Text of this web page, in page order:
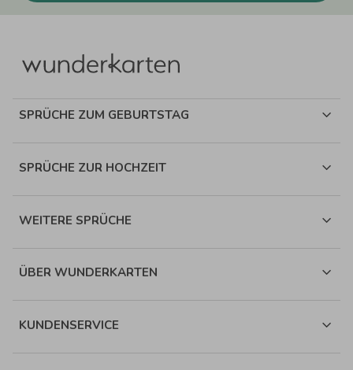
SPRÜCHE ZUM GEBURTSTAG
SPRÜCHE ZUR HOCHZEIT
WEITERE SPRÜCHE
ÜBER WUNDERKARTEN
KUNDENSERVICE